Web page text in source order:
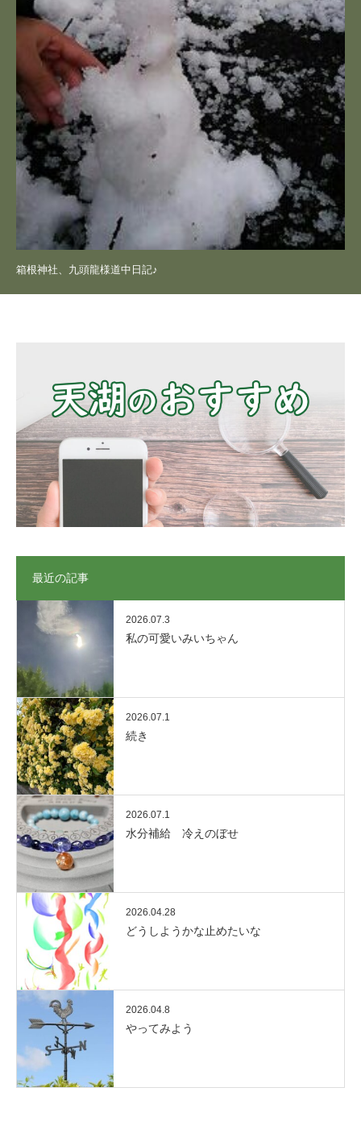
箱根神社、九頭龍様道中日記♪
最近の記事
2026.07.3
私の可愛いみいちゃん
2026.07.1
続き
2026.07.1
水分補給 冷えのぼせ
2026.04.28
どうしようかな止めたいな
2026.04.8
やってみよう